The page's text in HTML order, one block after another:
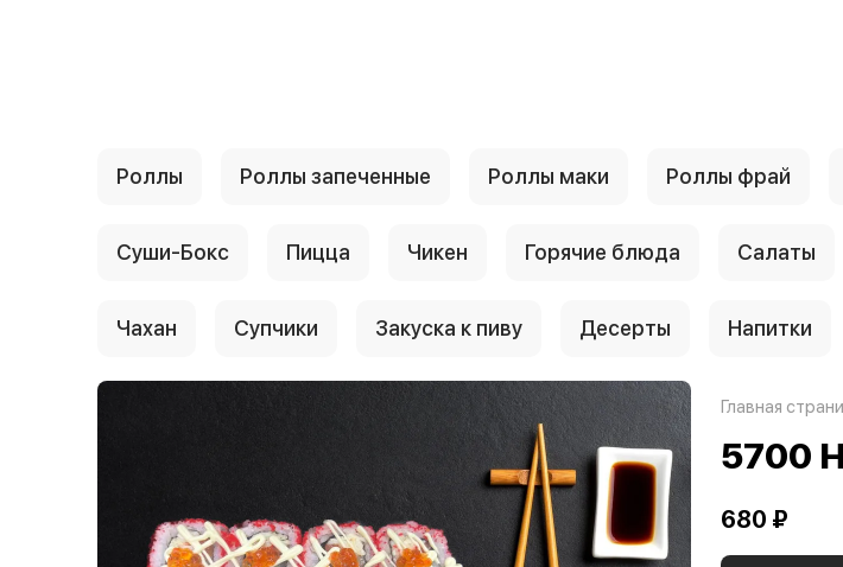
Роллы Роллы запеченные Роллы маки Роллы фрай
Суши-Бокс Пицца Чикен Горячие блюда Салаты
Чахан Супчики Закуска к пиву Десерты Напитки
Главная
5700
680 ₽